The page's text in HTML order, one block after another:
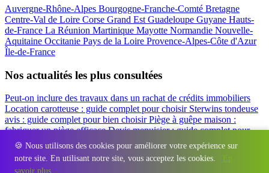
🍪 Nous utilisons des cookies pour améliorer votre expérience sur
notre site. En utilisant notre site, vous acceptez les cookies.
En
savoir plus
Auvergne-Rhône-Alpes Bourgogne-Franche-Comté Bretagne
Centre-Val de Loire Corse Grand Est Guadeloupe Guyane Hauts-
de-France La Réunion Martinique Mayotte Normandie Nouvelle-
Aquitaine Occitanie Pays de la Loire Provence-Alpes-Côte d'Azur
Île-de-France
Nos actualités les plus consultées
Peut-on inclure des travaux dans un rachat de crédits immobiliers
Location carotteuse : guide complet pour choisir Sterwins tondeuse
avis : guide complet pour bien choisirPiège à guêpe maison :
fabriquer un piège efficaceDevis menuisier : guide complet pour
obtenir le meilleur prix
Simulation rachat de crédit : regrouper prêt
travaux et crédits
Régions - Départements - Villes - Entreprises - Marques Contact